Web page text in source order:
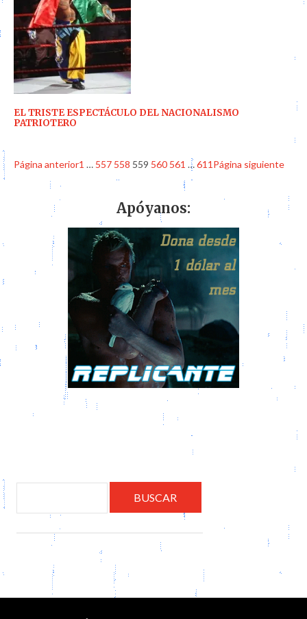
EL TRISTE ESPECTÁCULO DEL NACIONALISMO
PATRIOTERO
Página anterior1 … 557 558 559 560 561 …611 Página siguiente
Apóyanos: